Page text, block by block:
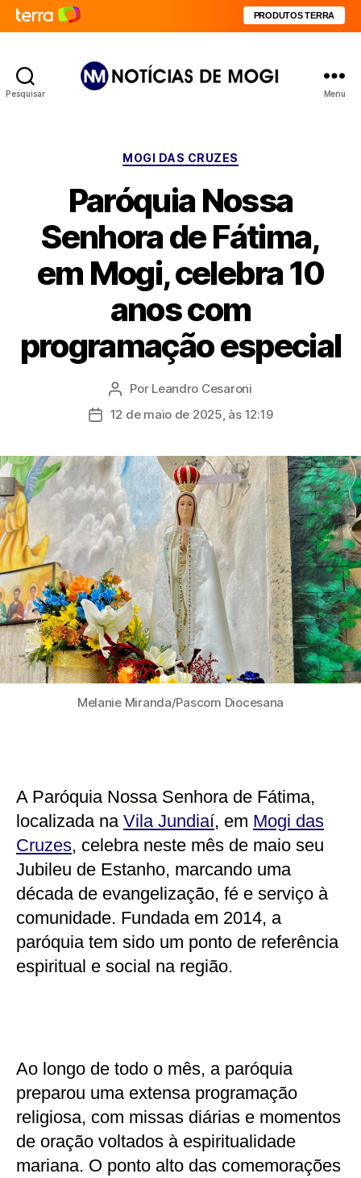
PRODUTOS TERRA
Pesquisar Menu
Categorias
MOGI DAS CRUZES
Paróquia Nossa
Senhora de Fátima,
em Mogi, celebra 10
anos com
programação especial
Autor
do
Por Leandro Cesaroni
Data12 de maio de 2025, às 12:19
Melanie Miranda/Pascom Diocesana
A Paróquia Nossa Senhora de Fátima,
localizada na Vila Jundiaí, em Mogi das
Cruzes, celebra neste mês de maio seu
Jubileu de Estanho, marcando uma
década de evangelização, fé e serviço à
comunidade. Fundada em 2014, a
paróquia tem sido um ponto de referência
espiritual e social na região.
Ao longo de todo o mês, a paróquia
preparou uma extensa programação
religiosa, com missas diárias e momentos
de oração voltados à espiritualidade
mariana. O ponto alto das comemorações